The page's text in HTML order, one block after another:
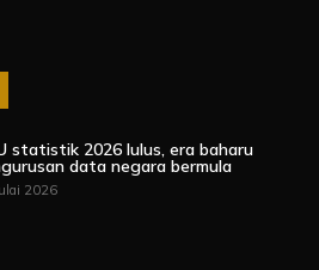
statistik 2026 lulus, era baharu
data negara bermula
2026